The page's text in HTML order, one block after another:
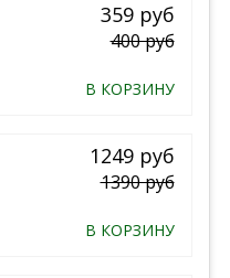
359 руб
400 руб
В КОРЗИНУ
1249 руб
1390 руб
В КОРЗИНУ